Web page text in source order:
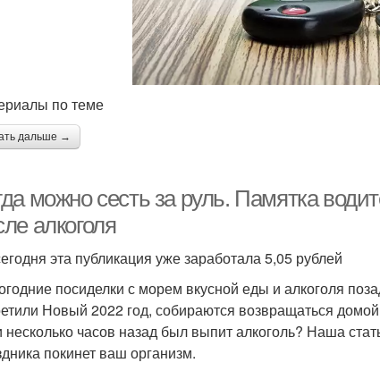
по теме
дальше →
можно сесть за руль. Памятка
алкоголя
эта публикация уже заработала 5,05 рублей
посиделки с морем вкусной еды и алкоголя
Новый 2022 год, собираются возвращаться
несколько часов назад был выпит алкоголь? Наша
покинет ваш организм.